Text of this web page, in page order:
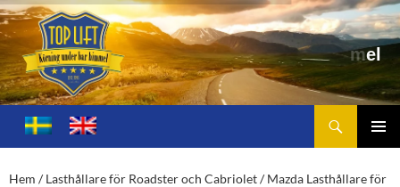
Toplift.se – för körning under bar himmel
HOPPA
TILL
Hem /Lasthållare för Roadster och Cabriolet/Mazda Lasthållare för